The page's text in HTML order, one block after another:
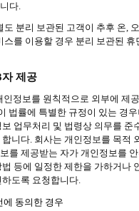
다.
도 분리 보관된 고객이 추후 온,
스를 이용할 경우 분리 보관된 휴
자 제공
인정보를 원칙적으로 외부에 제
법률에 특별한 규정이 있는 경
업무처리 및 법령상 의무를 준
합니다. 회사는 개인정보를 목적
를 제공받는 자가 개인정보를
법 등에 일정한 제한을 가하거나
도록 요청합니다.
에 동의한 경우